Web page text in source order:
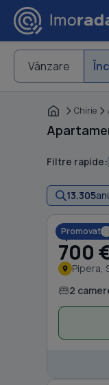
Vânzare
Chirie
Filtre rapide:
13.305
Promovat
700
Pipera,
2